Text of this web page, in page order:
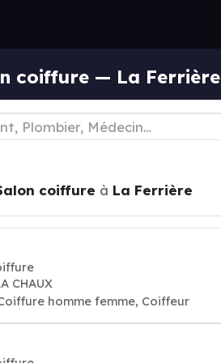
coiffure — La Ferrière
coiffure à La Ferrière
CHAUX
homme femme, Coiffeur